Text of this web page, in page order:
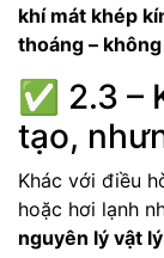
khí mát khép
thoáng –
✅ 2.3 –
tạo,
Khác với điều
hoặc hơi lạnh
nguyên lý vật